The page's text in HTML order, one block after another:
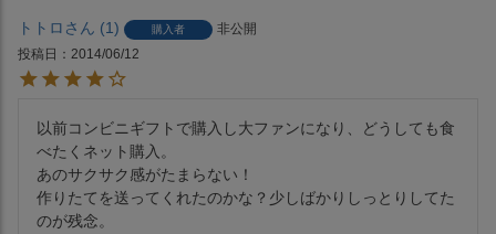
トトロ 1 購入者
非公開
投稿日
2014/06/12
以前コンビニギフトで購入し大ファンになり、どうしても食
べたくネット購入。
あのサクサク感がたまらない！
作りたてを送ってくれたのかな？少しばかりしっとりしてた
のが残念。